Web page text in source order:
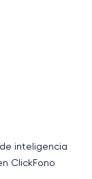
inteligencia
ClickFono